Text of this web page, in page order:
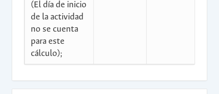
(El día de inicio
de la actividad
no se cuenta
para este
cálculo);